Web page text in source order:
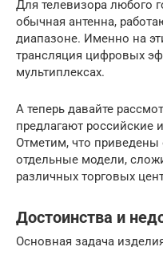
Для телевизора любого
обычная антенна,
диапазоне. Именно на
трансляция цифровых
мультиплексах.
А теперь давайте
предлагают российские
Отметим, что
отдельные модели,
различных торговых
Достоинства и
Основная задача